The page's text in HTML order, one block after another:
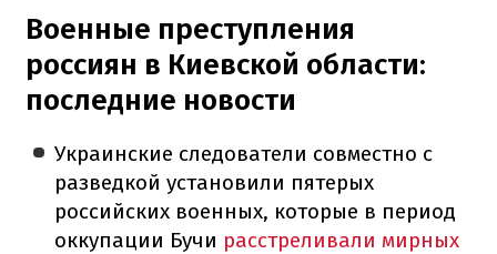
Военные преступления
россиян в Киевской области:
последние новости
Украинские следователи совместно с
разведкой установили пятерых
российских военных, которые в период
оккупации Бучи расстреливали мирных